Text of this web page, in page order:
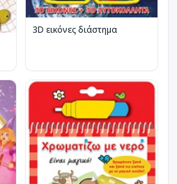
3D εικόνες διάστημα